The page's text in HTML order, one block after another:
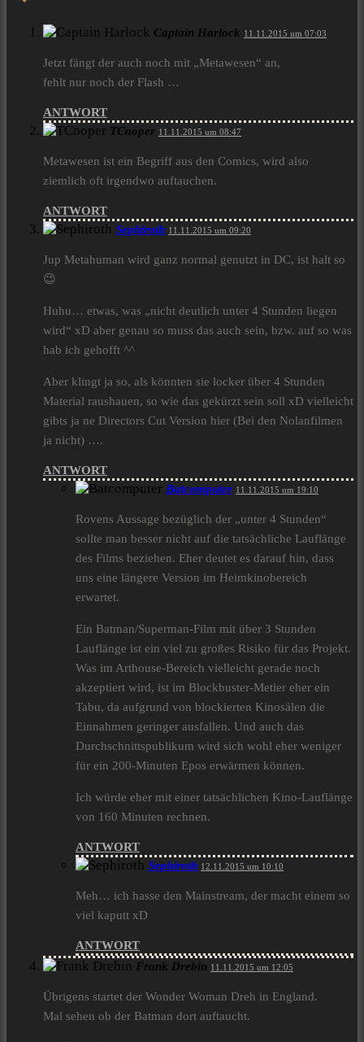
Captain Harlock 11.11.2015 um 07:03
Jetzt fängt der auch noch mit „Metawesen“ an,
fehlt nur noch der Flash …
ANTWORT
TCooper 11.11.2015 um 08:47
Metawesen ist ein Begriff aus den Comics, wird also
ziemlich oft irgendwo auftauchen.
ANTWORT
Sephiroth 11.11.2015 um 09:20
Jup Metahuman wird ganz normal genutzt in DC, ist halt so
😉
Huhu… etwas, was „nicht deutlich unter 4 Stunden liegen
wird“ xD aber genau so muss das auch sein, bzw. auf so was
hab ich gehofft ^^
Aber klingt ja so, als könnten sie locker über 4 Stunden
Material raushauen, so wie das gekürzt sein soll xD vielleicht
gibts ja ne Directors Cut Version hier (Bei den Nolanfilmen
ja nicht) ….
ANTWORT
Batcomputer 11.11.2015 um 19:10
Rovens Aussage bezüglich der „unter 4 Stunden“
sollte man besser nicht auf die tatsächliche Lauflänge
des Films beziehen. Eher deutet es darauf hin, dass
uns eine längere Version im Heimkinobereich
erwartet.
Ein Batman/Superman-Film mit über 3 Stunden
Lauflänge ist ein viel zu großes Risiko für das Projekt.
Was im Arthouse-Bereich vielleicht gerade noch
akzeptiert wird, ist im Blockbuster-Metier eher ein
Tabu, da aufgrund von blockierten Kinosälen die
Einnahmen geringer ausfallen. Und auch das
Durchschnittspublikum wird sich wohl eher weniger
für ein 200-Minuten Epos erwärmen können.
Ich würde eher mit einer tatsächlichen Kino-Lauflänge
von 160 Minuten rechnen.
ANTWORT
Sephiroth 12.11.2015 um 10:10
Meh… ich hasse den Mainstream, der macht einem so
viel kaputt xD
ANTWORT
Frank Drebin 11.11.2015 um 12:05
Übrigens startet der Wonder Woman Dreh in England.
Mal sehen ob der Batman dort auftaucht.